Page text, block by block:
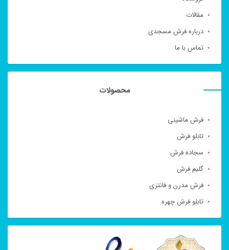
مقالات
درباره فرش مسجدی
تماس با ما
محصولات
فرش ماشینی
تابلو فرش
سجاده فرش
گلیم فرش
فرش مدرن و فانتزی
تابلو فرش چهره